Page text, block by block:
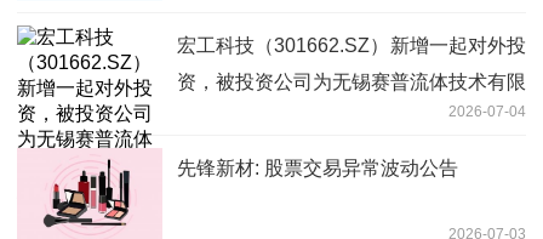
宏工科技（301662.SZ）新增一起对外投
资，被投资公司为无锡赛普流体技术有限
2026-07-04
先锋新材: 股票交易异常波动公告
2026-07-03